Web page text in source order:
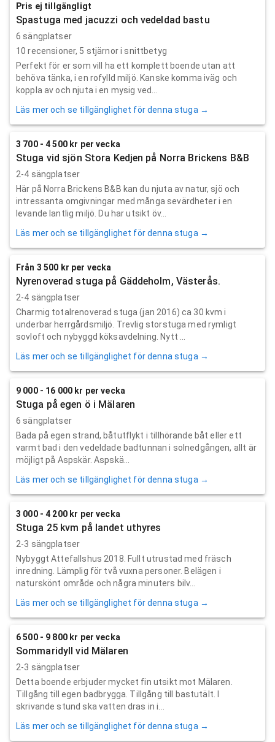
Pris ej tillgängligt
Spastuga med jacuzzi och vedeldad bastu
6 sängplatser
10 recensioner, 5 stjärnor i snittbetyg
Perfekt för er som vill ha ett komplett boende utan att
behöva tänka, i en rofylld miljö. Kanske komma iväg och
koppla av och njuta i en mysig ved...
Läs mer och se tillgänglighet för denna stuga →
3 700 - 4 500 kr per vecka
Stuga vid sjön Stora Kedjen på Norra Brickens B&B
2-4 sängplatser
Här på Norra Brickens B&B kan du njuta av natur, sjö och
intressanta omgivningar med många sevärdheter i en
levande lantlig miljö. Du har utsikt öv...
Läs mer och se tillgänglighet för denna stuga →
Från 3 500 kr per vecka
Nyrenoverad stuga på Gäddeholm, Västerås.
2-4 sängplatser
Charmig totalrenoverad stuga (jan 2016) ca 30 kvm i
underbar herrgårdsmiljö. Trevlig storstuga med rymligt
sovloft och nybyggd köksavdelning. Nytt ...
Läs mer och se tillgänglighet för denna stuga →
9 000 - 16 000 kr per vecka
Stuga på egen ö i Mälaren
6 sängplatser
Bada på egen strand, båtutflykt i tillhörande båt eller ett
varmt bad i den vedeldade badtunnan i solnedgången, allt är
möjligt på Aspskär. Aspskä...
Läs mer och se tillgänglighet för denna stuga →
3 000 - 4 200 kr per vecka
Stuga 25 kvm på landet uthyres
2-3 sängplatser
Nybyggt Attefallshus 2018. Fullt utrustad med fräsch
inredning. Lämplig för två vuxna personer. Belägen i
naturskönt område och några minuters bilv...
Läs mer och se tillgänglighet för denna stuga →
6 500 - 9 800 kr per vecka
Sommaridyll vid Mälaren
2-3 sängplatser
Detta boende erbjuder mycket fin utsikt mot Mälaren.
Tillgång till egen badbrygga. Tillgång till bastutält. I
skrivande stund ska vatten dras in i...
Läs mer och se tillgänglighet för denna stuga →